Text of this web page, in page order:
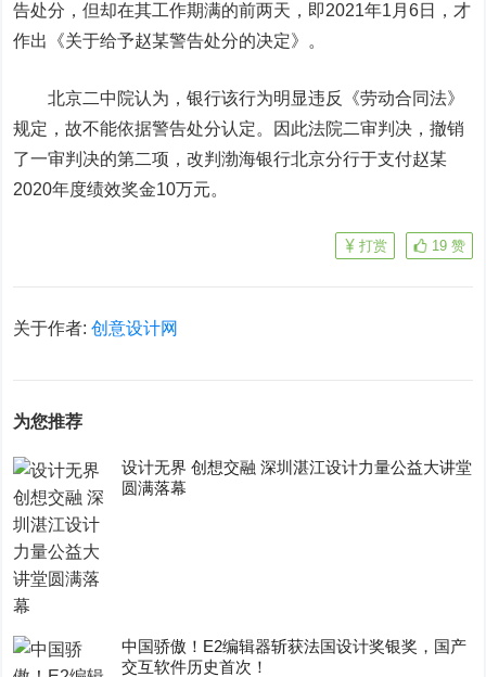
告处分，但却在其工作期满的前两天，即2021年1月6日，才
作出《关于给予赵某警告处分的决定》。
北京二中院认为，银行该行为明显违反《劳动合同法》
规定，故不能依据警告处分认定。因此法院二审判决，撤销
了一审判决的第二项，改判渤海银行北京分行于支付赵某
2020年度绩效奖金10万元。
19 赞
打赏
关于作者:创意设计网
为您推荐
设计无界 创想交融 深圳湛江设计力量公益大讲堂
圆满落幕
中国骄傲！E2编辑器斩获法国设计奖银奖，国产
交互软件历史首次！